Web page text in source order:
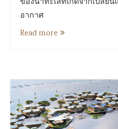
อากาศ
Read more